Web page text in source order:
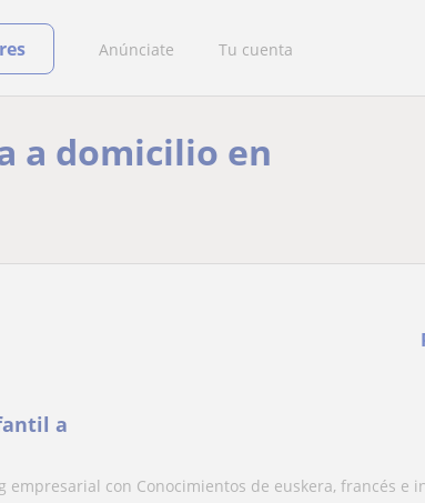
Anúnciate Tu cuenta
a domicilio en
a
con Conocimientos de euskera, francés e